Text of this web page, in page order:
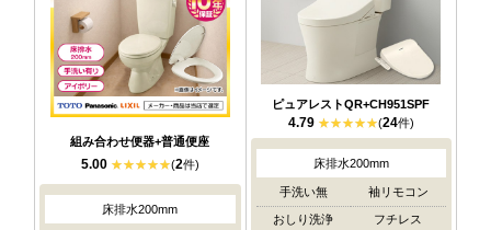
組み合わせ便器+普通便座
5.00 (2件)
床排水200mm
ピュアレストQR+CH951SPF
4.79 (24件)
床排水200mm
手洗い無 袖リモコン
おしり洗浄
フチレス